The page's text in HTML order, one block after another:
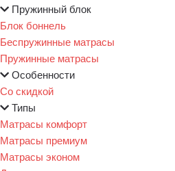
Пружинный блок
Блок боннель
Беспружинные матрасы
Пружинные матрасы
Особенности
Со скидкой
Типы
Матрасы комфорт
Матрасы премиум
Матрасы эконом